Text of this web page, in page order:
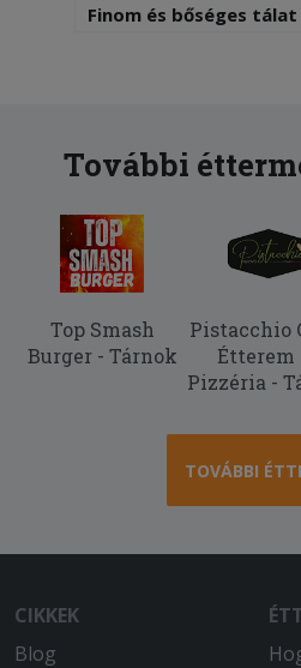
Finom és bőséges
További
Top Smash
Burger - Tárnok
Pistacchio
Étterem
Pizzéria -
TOVÁBBI
CIKKEK
Blog